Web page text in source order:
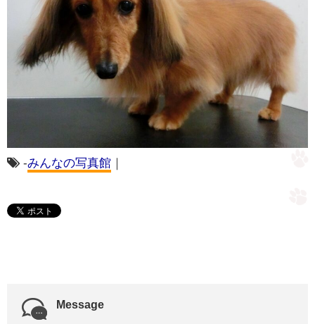
-みんなの写真館 ｜
Message